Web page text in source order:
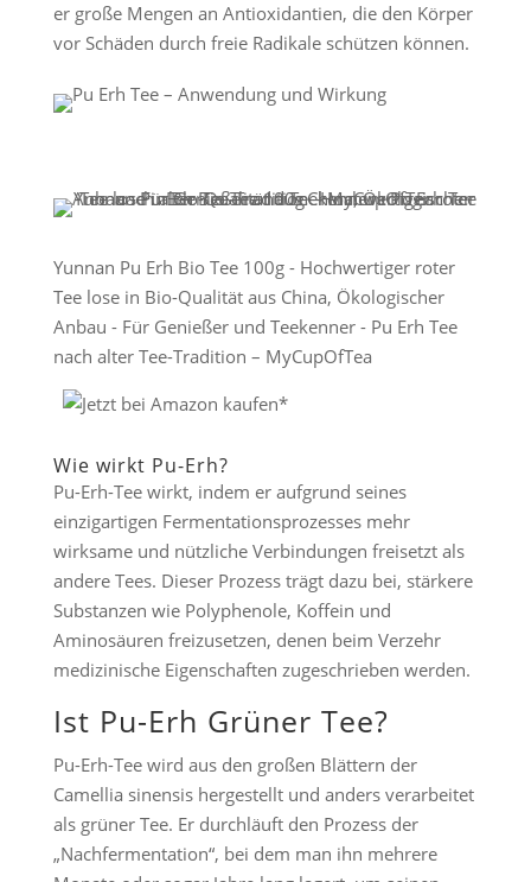
er große Mengen an Antioxidantien, die den Körper
vor Schäden durch freie Radikale schützen können.
Yunnan Pu Erh Bio Tee 100g - Hochwertiger roter
Tee lose in Bio-Qualität aus China, Ökologischer
Anbau - Für Genießer und Teekenner - Pu Erh Tee
nach alter Tee-Tradition – MyCupOfTea
Wie wirkt Pu-Erh?
Pu-Erh-Tee wirkt, indem er aufgrund seines
einzigartigen Fermentationsprozesses mehr
wirksame und nützliche Verbindungen freisetzt als
andere Tees. Dieser Prozess trägt dazu bei, stärkere
Substanzen wie Polyphenole, Koffein und
Aminosäuren freizusetzen, denen beim Verzehr
medizinische Eigenschaften zugeschrieben werden.
Ist Pu-Erh Grüner Tee?
Pu-Erh-Tee wird aus den großen Blättern der
Camellia sinensis hergestellt und anders verarbeitet
als grüner Tee. Er durchläuft den Prozess der
„Nachfermentation“, bei dem man ihn mehrere